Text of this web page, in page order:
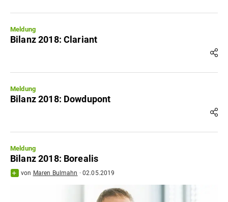
Meldung
Bilanz 2018: Clariant
Meldung
Bilanz 2018: Dowdupont
Meldung
Bilanz 2018: Borealis
von Maren Bulmahn ·02.05.2019